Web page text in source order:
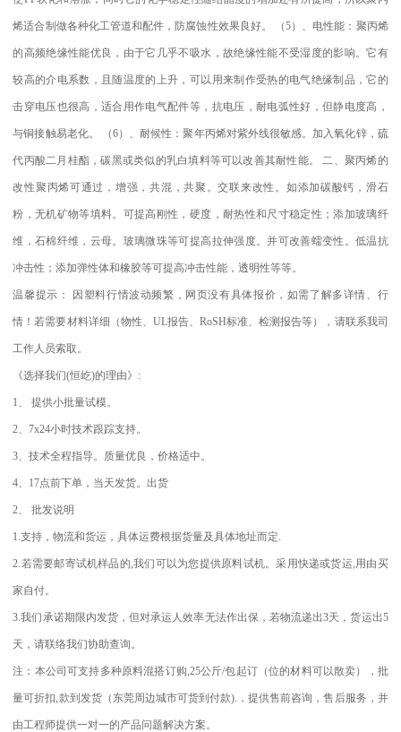
烯适合制做各种化工管道和配件，防腐蚀性效果良好。 （5）、电性能：聚丙烯
的高频绝缘性能优良，由于它几乎不吸水，故绝缘性能不受湿度的影响。它有
较高的介电系数，且随温度的上升，可以用来制作受热的电气绝缘制品，它的
击穿电压也很高，适合用作电气配件等，抗电压，耐电弧性好，但静电度高，
与铜接触易老化。 （6）、耐候性：聚年丙烯对紫外线很敏感。加入氧化锌，硫
代丙酸二月桂酯，碳黑或类似的乳白填料等可以改善其耐性能。二、聚丙烯的
改性聚丙烯可通过，增强，共混，共聚。交联来改性。如添加碳酸钙，滑石
粉，无机矿物等填料。可提高刚性，硬度，耐热性和尺寸稳定性；添加玻璃纤
维，石棉纤维，云母。玻璃微珠等可提高拉伸强度。并可改善蠕变性。低温抗
冲击性；添加弹性体和橡胶等可提高冲击性能，透明性等等。
温馨提示： 因塑料行情波动频繁，网页没有具体报价，如需了解多详情、行
情！若需要材料详细（物性、 UL报告、RoSH标准、检测报告等），请联系我司
工作人员索取。
《选择我们(恒屹)的理由》 :
1、提供小批量试模。
2、7x24小时技术跟踪支持。
3、技术全程指导。质量优良，价格适中。
4、 17点前下单，当天发货。出货
2、批发说明
1.支持，物流和货运，具体运费根据货量及具体地址而定.
2.若需要邮寄试机样品的,我们可以为您提供原料试机。采用快递或货运,用由买
家自付。
3.我们承诺期限内发货，但对承运人效率无法作出保，若物流递出3天，货运出5
天，请联络我们协助查询。
注：本公司可支持多种原料混搭订购,25公斤/包起订（位的材料可以散卖），批
量可折扣,款到发货（东莞周边城市可货到付款). ，提供售前咨询，售后服务，并
由工程师提供一对一的产品问题解决方案。